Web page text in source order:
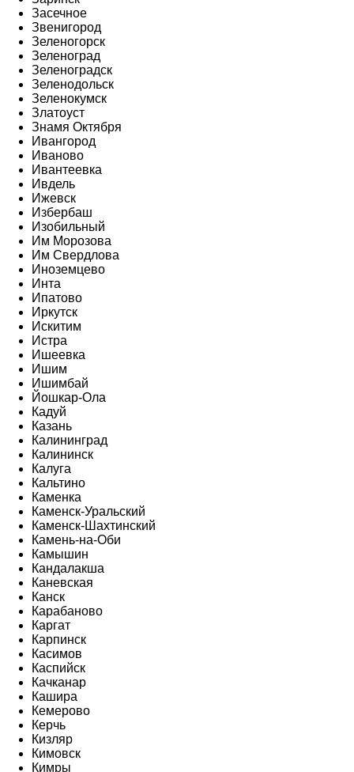
Засечное
Звенигород
Зеленогорск
Зеленоград
Зеленоградск
Зеленодольск
Зеленокумск
Златоуст
Знамя Октября
Ивангород
Иваново
Ивантеевка
Ивдель
Ижевск
Избербаш
Изобильный
Им Морозова
Им Свердлова
Иноземцево
Инта
Ипатово
Иркутск
Искитим
Истра
Ишеевка
Ишим
Ишимбай
Йошкар-Ола
Кадуй
Казань
Калининград
Калининск
Калуга
Кальтино
Каменка
Каменск-Уральский
Каменск-Шахтинский
Камень-на-Оби
Камышин
Кандалакша
Каневская
Канск
Карабаново
Каргат
Карпинск
Касимов
Каспийск
Качканар
Кашира
Кемерово
Керчь
Кизляр
Кимовск
Кимры